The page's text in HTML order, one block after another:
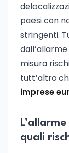
paesi con
stringenti.
dall’allarme
misura
tutt’altro
imprese
quali